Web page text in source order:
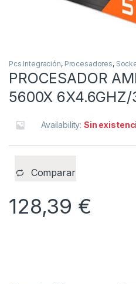
Pcs Integración, Procesadores,
PROCESADOR
5600X 6X4.6GHZ/
Availability:Sin
Comparar
128,39 €